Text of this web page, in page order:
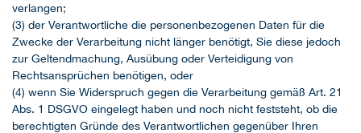
verlangen;
(3) der Verantwortliche die personenbezogenen Daten für die
Zwecke der Verarbeitung nicht länger benötigt, Sie diese jedoch
zur Geltendmachung, Ausübung oder Verteidigung von
Rechtsansprüchen benötigen, oder
(4) wenn Sie Widerspruch gegen die Verarbeitung gemäß Art. 21
Abs. 1 DSGVO eingelegt haben und noch nicht feststeht, ob die
berechtigten Gründe des Verantwortlichen gegenüber Ihren